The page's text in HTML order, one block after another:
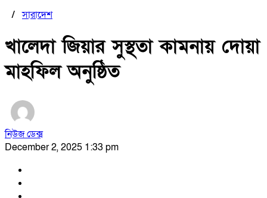
/সারাদেশ
খালেদা জিয়ার সুস্থতা কামনায় দোয়া
মাহফিল অনুষ্ঠিত
নিউজ ডেক্স
December 2, 2025 1:33 pm